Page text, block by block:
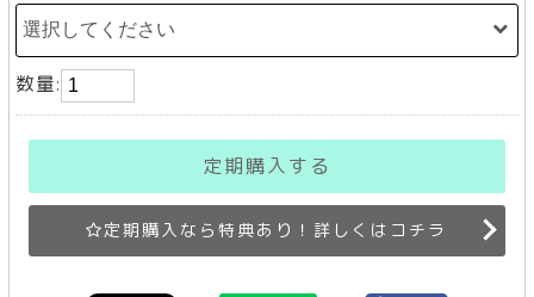
数量:
定期購入する
定期購入なら特典あり！詳しくはコチラ